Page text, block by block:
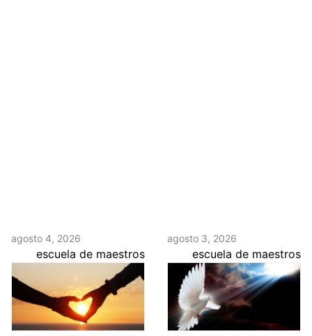
agosto 4, 2026
escuela de maestros
agosto 3, 2026
escuela de maestros